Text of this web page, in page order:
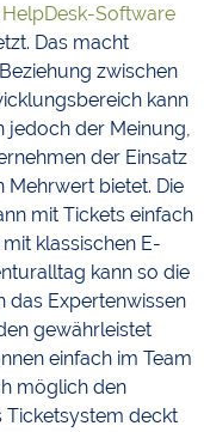
HelpDesk-Software
Das macht
zwischen
kann
jedoch der Meinung,
der Einsatz
bietet. Die
mit Tickets einfach
klassischen E-
kann so die
das Expertenwissen
gewährleistet
einfach im Team
möglich den
Ticketsystem deckt